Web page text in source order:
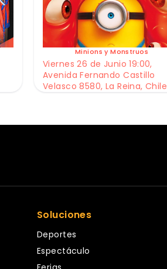
Minions y Monstruos
Viernes 26 de Junio 19:00,
Avenida Fernando Castillo
Velasco 8580, La Reina, Chile
Soluciones
Deportes
Espectáculo